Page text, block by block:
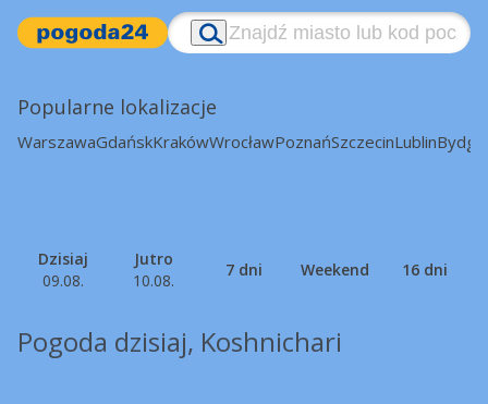
Popularne lokalizacje
WarszawaGdańskKrakówWrocławPoznańSzczecinLublin
Dzisiaj
09.08.
Jutro
10.08.
7 dni Weekend 16 dni
Pogoda dzisiaj, Koshnichari